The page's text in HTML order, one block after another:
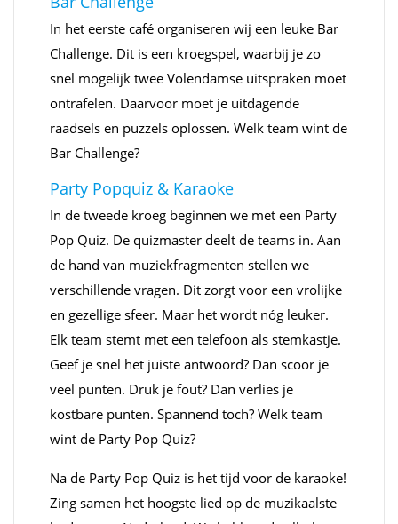
In het eerste café organiseren wij een leuke Bar
Challenge. Dit is een kroegspel, waarbij je zo
snel mogelijk twee Volendamse uitspraken moet
ontrafelen. Daarvoor moet je uitdagende
raadsels en puzzels oplossen. Welk team wint de
Bar Challenge?
Party Popquiz & Karaoke
In de tweede kroeg beginnen we met een Party
Pop Quiz. De quizmaster deelt de teams in. Aan
de hand van muziekfragmenten stellen we
verschillende vragen. Dit zorgt voor een vrolijke
en gezellige sfeer. Maar het wordt nóg leuker.
Elk team stemt met een telefoon als stemkastje.
Geef je snel het juiste antwoord? Dan scoor je
veel punten. Druk je fout? Dan verlies je
kostbare punten. Spannend toch? Welk team
wint de Party Pop Quiz?
Na de Party Pop Quiz is het tijd voor de karaoke!
Zing samen het hoogste lied op de muzikaalste